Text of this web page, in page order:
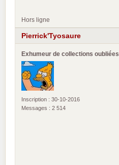
Hors ligne
Pierrick'Tyosaure
Exhumeur de collections oubliées
Inscription : 30-10-2016
Messages : 2 514